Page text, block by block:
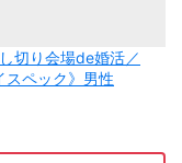
切り会場de婚活／
スペック》男性